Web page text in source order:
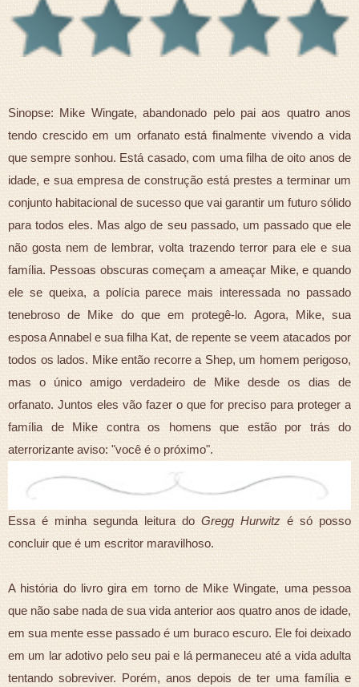
Sinopse: Mike Wingate, abandonado pelo pai aos quatro anos
tendo crescido em um orfanato está finalmente vivendo a vida
que sempre sonhou. Está casado, com uma filha de oito anos de
idade, e sua empresa de construção está prestes a terminar um
conjunto habitacional de sucesso que vai garantir um futuro sólido
para todos eles. Mas algo de seu passado, um passado que ele
não gosta nem de lembrar, volta trazendo terror para ele e sua
família. Pessoas obscuras começam a ameaçar Mike, e quando
ele se queixa, a polícia parece mais interessada no passado
tenebroso de Mike do que em protegê-lo. Agora, Mike, sua
esposa Annabel e sua filha Kat, de repente se veem atacados por
todos os lados. Mike então recorre a Shep, um homem perigoso,
mas o único amigo verdadeiro de Mike desde os dias de
orfanato. Juntos eles vão fazer o que for preciso para proteger a
família de Mike contra os homens que estão por trás do
aterrorizante aviso: "você é o próximo".
Essa é minha segunda leitura do Gregg Hurwitzé só posso
concluir que é um escritor maravilhoso.
A história do livro gira em torno de Mike Wingate, uma pessoa
que não sabe nada de sua vida anterior aos quatro anos de idade,
em sua mente esse passado é um buraco escuro. Ele foi deixado
em um lar adotivo pelo seu pai e lá permaneceu até a vida adulta
tentando sobreviver. Porém, anos depois de ter uma família e